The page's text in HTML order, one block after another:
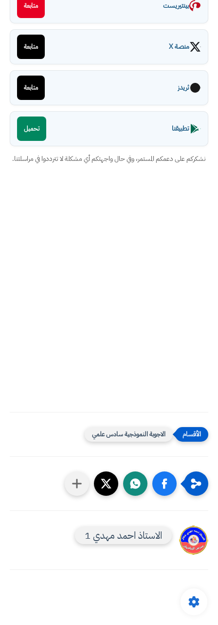
بينتيريست متابعة
منصة X متابعة
ثريدز متابعة
تطبيقنا تحميل
نشكركم على دعمكم المستمر، وفي حال واجهتكم أي مشكلة لا تترددوا في مراسلتنا.
الاجوبة النموذجية سادس علمي
الاستاذ احمد مهدي 1